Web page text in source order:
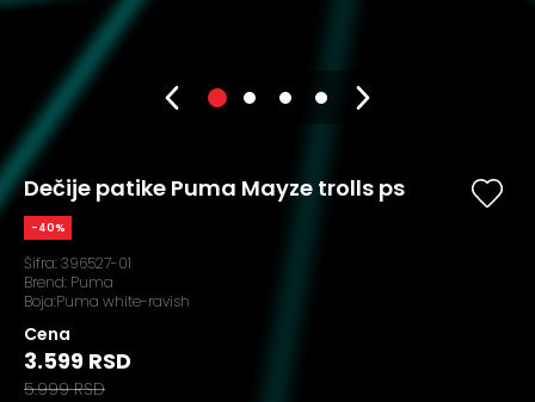
Dečije patike Puma Mayze trolls ps
-40%
Šifra:396527-01
Brend: Puma
Boja:Puma white-ravish
Cena
3.599 RSD
5.999 RSD